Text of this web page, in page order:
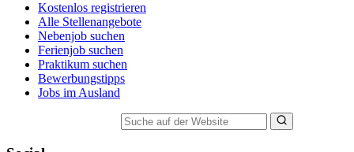
Kostenlos registrieren
Alle Stellenangebote
Nebenjob suchen
Ferienjob suchen
Praktikum suchen
Bewerbungstipps
Jobs im Ausland